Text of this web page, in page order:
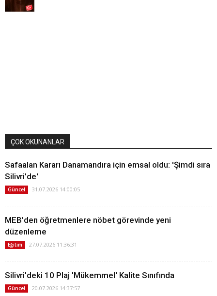
ÇOK OKUNANLAR
Safaalan Kararı Danamandıra için emsal oldu: 'Şimdi sıra
Silivri'de'
Güncel 31.07.2026 14:00:05
MEB'den öğretmenlere nöbet görevinde yeni
düzenleme
Eğitim 27.07.2026 11:36:31
Silivri'deki 10 Plaj 'Mükemmel' Kalite Sınıfında
Güncel 20.07.2026 14:37:57